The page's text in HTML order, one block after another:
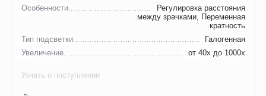
Особенности
Регулировка расстояния
между зрачками, Переменная
кратность
Тип подсветки
Галогенная
Увеличение
от 40х до 1000х
Узнать о поступлении